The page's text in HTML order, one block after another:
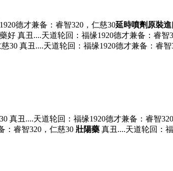
德才兼备：睿智320，仁慈30延時噴劑原裝
好 真丑....天道轮回：福缘1920德才兼备：睿智
30 真丑....天道轮回：福缘1920德才兼备：睿
真丑....天道轮回：福缘1920德才兼备：睿智
：睿智320，仁慈30 壯陽藥 真丑....天道轮回：